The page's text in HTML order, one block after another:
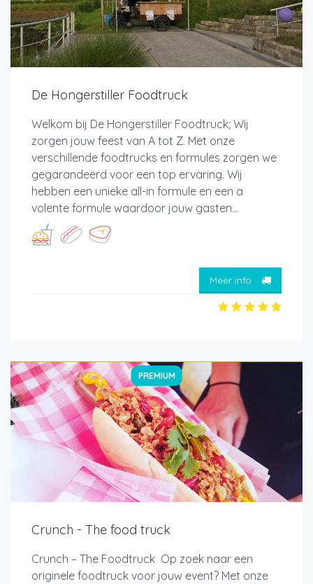
De Hongerstiller Foodtruck
Welkom bij De Hongerstiller Foodtruck; Wij
zorgen jouw feest van A tot Z. Met onze
verschillende foodtrucks en formules zorgen we
gegarandeerd voor een top ervaring. Wij
hebben een unieke all-in formule en een a
volente formule waardoor jouw gasten...
Meer info
PREMIUM
Crunch - The food truck
Crunch – The Foodtruck Op zoek naar een
originele foodtruck voor jouw event? Met onze